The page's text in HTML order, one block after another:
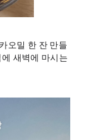
오밀 한 잔 만들
새벽에 마시는